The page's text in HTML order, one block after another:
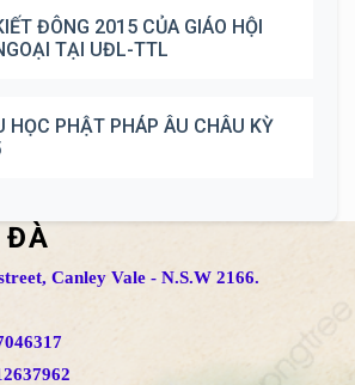
ĐÔNG 2015 CỦA GIÁO HỘI
TẠI UĐL-TTL
HỌC PHẬT PHÁP ÂU CHÂU KỲ
ĐÀ
Canley Vale - N.S.W 2166.